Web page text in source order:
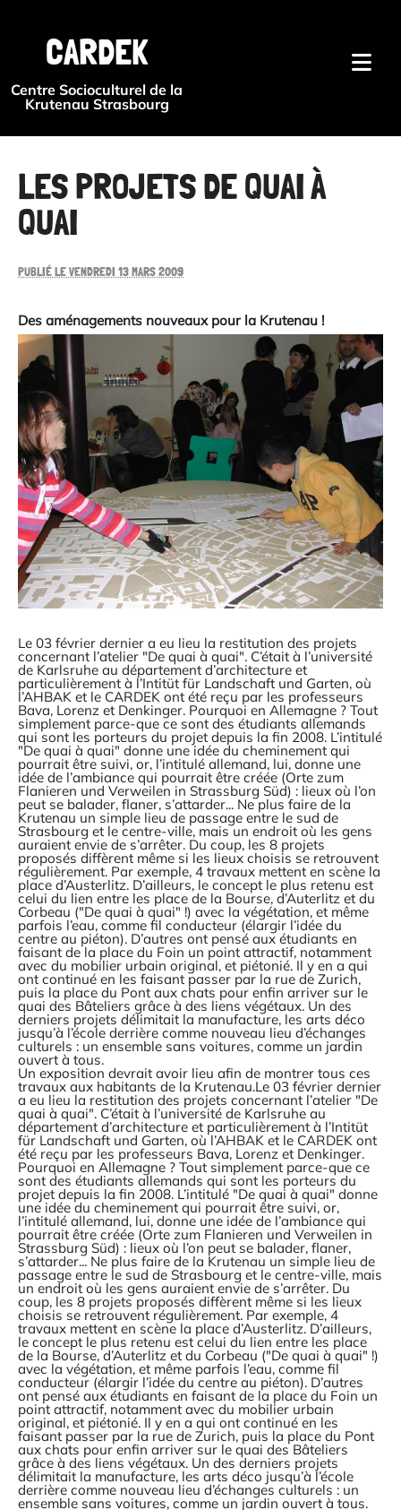
CARDEK
Centre Socioculturel de la
Krutenau Strasbourg
LES PROJETS DE QUAI À
QUAI
PUBLIÉ LE VENDREDI 13 MARS 2009
Des aménagements nouveaux pour la Krutenau !
Le 03 février dernier a eu lieu la restitution des projets
concernant l’atelier "De quai à quai". C’était à l’université
de Karlsruhe au département d’architecture et
particulièrement à l’Intitüt für Landschaft und Garten, où
l’AHBAK et le CARDEK ont été reçu par les professeurs
Bava, Lorenz et Denkinger. Pourquoi en Allemagne ? Tout
simplement parce-que ce sont des étudiants allemands
qui sont les porteurs du projet depuis la fin 2008. L’intitulé
"De quai à quai" donne une idée du cheminement qui
pourrait être suivi, or, l’intitulé allemand, lui, donne une
idée de l’ambiance qui pourrait être créée (Orte zum
Flanieren und Verweilen in Strassburg Süd) : lieux où l’on
peut se balader, flaner, s’attarder... Ne plus faire de la
Krutenau un simple lieu de passage entre le sud de
Strasbourg et le centre-ville, mais un endroit où les gens
auraient envie de s’arrêter. Du coup, les 8 projets
proposés diffèrent même si les lieux choisis se retrouvent
régulièrement. Par exemple, 4 travaux mettent en scène la
place d’Austerlitz. D’ailleurs, le concept le plus retenu est
celui du lien entre les place de la Bourse, d’Auterlitz et du
Corbeau ("De quai à quai" !) avec la végétation, et même
parfois l’eau, comme fil conducteur (élargir l’idée du
centre au piéton). D’autres ont pensé aux étudiants en
faisant de la place du Foin un point attractif, notamment
avec du mobilier urbain original, et piétonié. Il y en a qui
ont continué en les faisant passer par la rue de Zurich,
puis la place du Pont aux chats pour enfin arriver sur le
quai des Bâteliers grâce à des liens végétaux. Un des
derniers projets délimitait la manufacture, les arts déco
jusqu’à l’école derrière comme nouveau lieu d’échanges
culturels : un ensemble sans voitures, comme un jardin
ouvert à tous.
Un exposition devrait avoir lieu afin de montrer tous ces
travaux aux habitants de la Krutenau.Le 03 février dernier
a eu lieu la restitution des projets concernant l’atelier "De
quai à quai". C’était à l’université de Karlsruhe au
département d’architecture et particulièrement à l’Intitüt
für Landschaft und Garten, où l’AHBAK et le CARDEK ont
été reçu par les professeurs Bava, Lorenz et Denkinger.
Pourquoi en Allemagne ? Tout simplement parce-que ce
sont des étudiants allemands qui sont les porteurs du
projet depuis la fin 2008. L’intitulé "De quai à quai" donne
une idée du cheminement qui pourrait être suivi, or,
l’intitulé allemand, lui, donne une idée de l’ambiance qui
pourrait être créée (Orte zum Flanieren und Verweilen in
Strassburg Süd) : lieux où l’on peut se balader, flaner,
s’attarder... Ne plus faire de la Krutenau un simple lieu de
passage entre le sud de Strasbourg et le centre-ville, mais
un endroit où les gens auraient envie de s’arrêter. Du
coup, les 8 projets proposés diffèrent même si les lieux
choisis se retrouvent régulièrement. Par exemple, 4
travaux mettent en scène la place d’Austerlitz. D’ailleurs,
le concept le plus retenu est celui du lien entre les place
de la Bourse, d’Auterlitz et du Corbeau ("De quai à quai" !)
avec la végétation, et même parfois l’eau, comme fil
conducteur (élargir l’idée du centre au piéton). D’autres
ont pensé aux étudiants en faisant de la place du Foin un
point attractif, notamment avec du mobilier urbain
original, et piétonié. Il y en a qui ont continué en les
faisant passer par la rue de Zurich, puis la place du Pont
aux chats pour enfin arriver sur le quai des Bâteliers
grâce à des liens végétaux. Un des derniers projets
délimitait la manufacture, les arts déco jusqu’à l’école
derrière comme nouveau lieu d’échanges culturels : un
ensemble sans voitures, comme un jardin ouvert à tous.